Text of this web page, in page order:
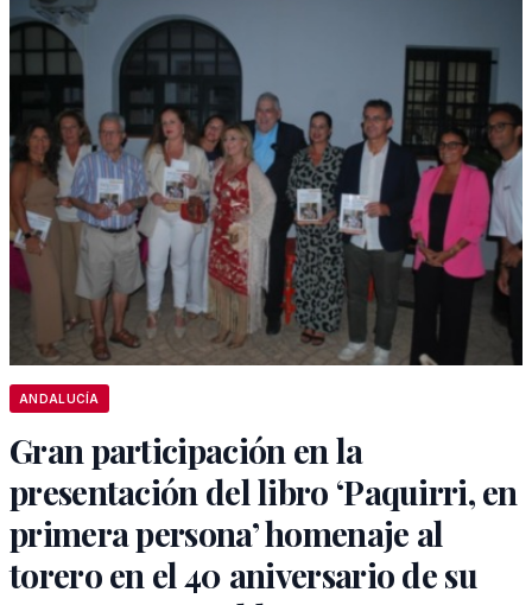
ANDALUCÍA
Gran participación en la
presentación del libro ‘Paquirri, en
primera persona’ homenaje al
torero en el 40 aniversario de su